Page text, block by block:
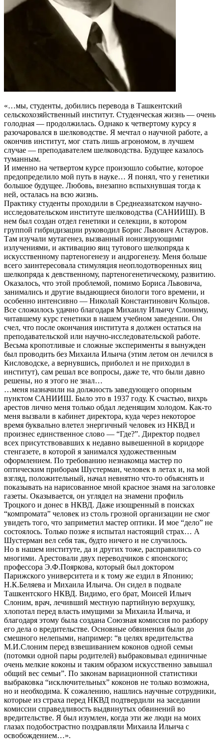
«…мы, студенты, добились перевода в Ташкентский
сельскохозяйственный институт. Студенческая жизнь — очень
голодная — продолжилась. Однако к четвертому курсу я
разочаровался в шелководстве. Я мечтал о научной работе, а
окончив институт, мог стать лишь агрономом, в лучшем
случае — преподавателем шелководства. Будущее казалось
туманным.
И именно на четвертом курсе произошло событие, которое
предопределило мой путь в науке… Я понял, что у генетики
большое будущее. Любовь, внезапно вспыхнувшая тогда к
ней, осталась на всю жизнь.
Практику студенты проходили в Среднеазиатском научно-
исследовательском институте шелководства (САНИИШ). В
нем был создан отдел генетики и селекции, в котором
группой гибридизации руководил Борис Львович Астауров.
Там изучали мутагенез, вызванный ионизирующими
излучениями, и активацию яиц тутового шелкопряда к
искусственному партеногенезу и андрогенезу. Меня больше
всего заинтересовала стимуляция неоплодотворенных яиц
шелкопряда к девственному, партеногенетическому, развитию.
Оказалось, что этой проблемой, помимо Бориса Львовича,
занимались и другие выдающиеся биологи того времени, и
особенно интенсивно — Николай Константинович Кольцов.
Все сложилось удачно благодаря Михаилу Ильичу Слониму,
читавшему курс генетики в нашем учебном заведении. Он
счел, что после окончания института я должен остаться на
преподавательской или научно-исследовательской работе.
Весьма кропотливые и сложные эксперименты я вынужден
был проводить без Михаила Ильича (этим летом он лечился в
Кисловодске, а вернувшись, приболел и не приходил в
институт), сам решал все вопросы, даже те, что были давно
решены, но я этого не знал…
…меня назначили на должность заведующего опорным
пунктом САНИИШ. Было это в 1937 году. К счастью, вихрь
арестов лично меня только обдал леденящим холодом. Как-то
меня вызвали в кабинет директора, куда через некоторое
время буквально влетел энергичный человек из НКВД и
произнес единственное слово — “Где?”. Директор подвел
всех присутствовавших к недавно вывешенной в коридоре
стенгазете, в которой я занимался художественным
оформлением. По требованию незнакомца мастер по
оптическим приборам Шустерман, человек в летах и, на мой
взгляд, положительный, начал невнятно что-то объяснять и
показывать на нарисованное мной красное знамя на заголовке
газеты. Оказывается, он углядел на знамени профиль
Троцкого и донес в НКВД. Даже изощренный в поисках
“компромата” человек из столь грозной организации не смог
увидеть того, что заприметил мастер оптики. И мое “дело” не
состоялось. Только позже я испытал настоящий страх… А
Шустерман вел себя так, будто ничего и не случилось.
Но в нашем институте, да и других тоже, расправились со
многими. Арестовали двух переводчиков с японского;
профессора Э.Ф.Пояркова, который был доктором
Парижского университета и к тому же ездил в Японию;
Н.К.Беляева и Михаила Ильича. Он сидел в подвале
Ташкентского НКВД. Видимо, его брат, Моисей Ильич
Слоним, врач, лечивший местную партийную верхушку,
хлопотал перед власть имущими за Михаила Ильича, и
благодаря этому была создана Союзная комиссия по разбору
его дела о вредительстве. Основные обвинения были до
смешного нелепыми, например: “в целях вредительства
М.И.Слоним перед взвешиванием коконов одной семьи
(потомки одной пары родителей) выбраковывал единичные
очень мелкие коконы и таким образом искусственно завышал
общий вес семьи”. По законам вариационной статистики
выбраковка “исключительных” коконов не только возможна,
но и необходима. К сожалению, нашлись научные сотрудники,
которые из страха перед НКВД подтвердили на заседании
комиссии справедливость выдвинутых обвинений во
вредительстве. Я был изумлен, когда эти же люди на моих
глазах подобострастно поздравляли Михаила Ильича с
освобождением…».